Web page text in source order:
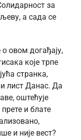
за
а сада се
овом догађају,
које трпе
странка,
лист Данас. Да
оштећује
и блате
и није вест?